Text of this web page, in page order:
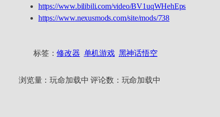
https://www.bilibili.com/video/BV1uqWHehEps
https://www.nexusmods.com/site/mods/738
标签：修改器 单机游戏 黑神话悟空
浏览量：玩命加载中 评论数： 玩命加载中